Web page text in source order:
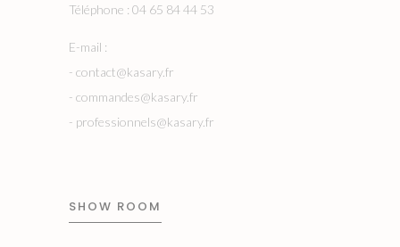
Téléphone : 04 65 84 44 53
E-mail :
-contact@kasary.fr
-commandes@kasary.fr
- professionnels@kasary.fr
SHOW ROOM